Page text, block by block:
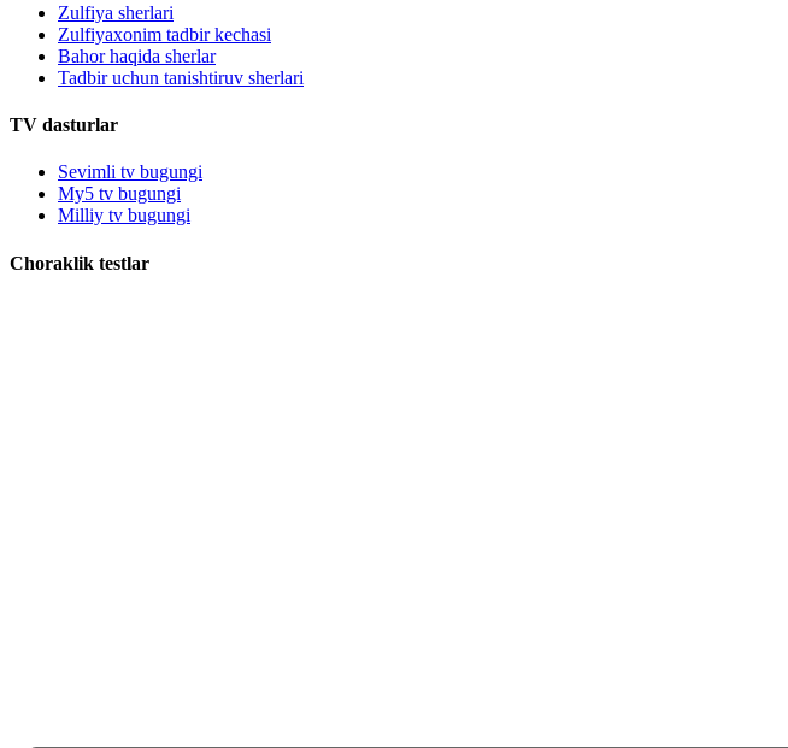
Zulfiya sherlari
Zulfiyaxonim tadbir kechasi
Bahor haqida sherlar
Tadbir uchun tanishtiruv sherlari
TV dasturlar
Sevimli tv bugungi
My5 tv bugungi
Milliy tv bugungi
Choraklik testlar